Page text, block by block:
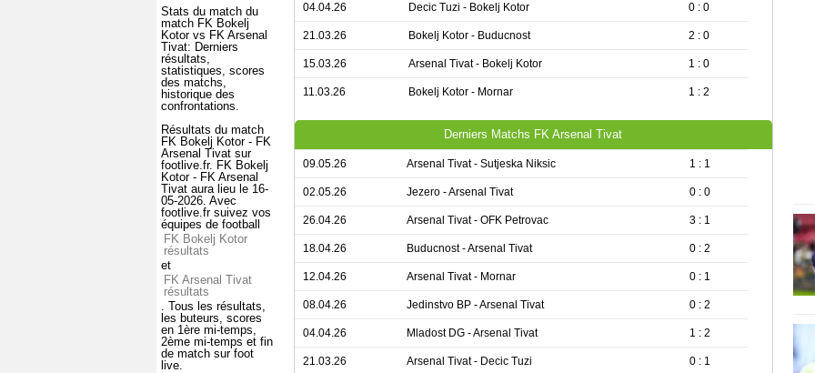
Stats du match du
match FK Bokelj
Kotor vs FK Arsenal
Tivat: Derniers
résultats,
statistiques, scores
des matchs,
historique des
confrontations.
Résultats du match
FK Bokelj Kotor - FK
Arsenal Tivat sur
footlive.fr. FK Bokelj
Kotor - FK Arsenal
Tivat aura lieu le 16-
05-2026. Avec
footlive.fr suivez vos
équipes de football
FK Bokelj Kotor
résultats
et
FK Arsenal Tivat
résultats
. Tous les résultats,
les buteurs, scores
en 1ère mi-temps,
2ème mi-temps et fin
de match sur foot
live.
04.04.26 Decic Tuzi - Bokelj Kotor 0 : 0
21.03.26 Bokelj Kotor - Buducnost 2 : 0
15.03.26 Arsenal Tivat - Bokelj Kotor 1 : 0
11.03.26 Bokelj Kotor - Mornar 1 : 2
Derniers Matchs FK Arsenal Tivat
09.05.26 Arsenal Tivat - Sutjeska Niksic 1 : 1
02.05.26 Jezero - Arsenal Tivat 0 : 0
26.04.26 Arsenal Tivat - OFK Petrovac 3 : 1
18.04.26 Buducnost - Arsenal Tivat 0 : 2
12.04.26 Arsenal Tivat - Mornar 0 : 1
08.04.26 Jedinstvo BP - Arsenal Tivat 0 : 2
04.04.26 Mladost DG - Arsenal Tivat 1 : 2
21.03.26 Arsenal Tivat - Decic Tuzi 0 : 1